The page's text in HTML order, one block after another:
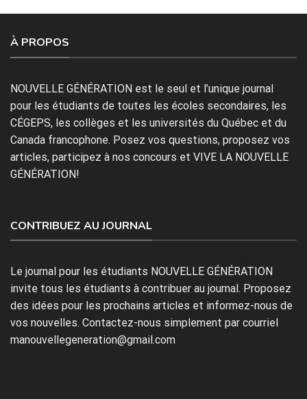
À PROPOS
NOUVELLE GÉNÉRATION est le seul et l’unique journal
pour les étudiants de toutes les écoles secondaires, les
CÉGEPS, les collèges et les universités du Québec et du
Canada francophone. Posez vos questions, proposez vos
articles, participez à nos concours et VIVE LA NOUVELLE
GÉNÉRATION!
CONTRIBUEZ AU JOURNAL
Le journal pour les étudiants NOUVELLE GÉNÉRATION
invite tous les étudiants à contribuer au journal. Proposez
des idées pour les prochains articles et informez-nous de
vos nouvelles. Contactez-nous simplement par courriel
manouvellegeneration@gmail.com